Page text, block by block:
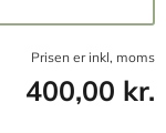
Prisen er inkl, moms
400,00 kr.